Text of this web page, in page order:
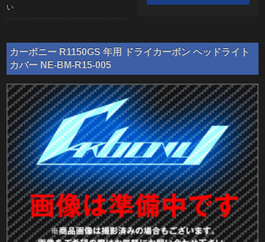
い
カーボニー R1150GS 年用 ドライカーボン ヘッドライト
カバー NE-BM-R15-005